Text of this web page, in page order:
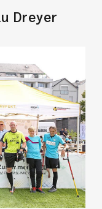
Dreyer